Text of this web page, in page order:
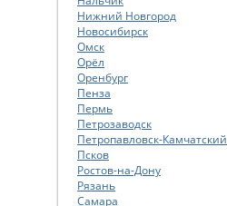
Нижний Новгород
Новосибирск
Омск
Орёл
Оренбург
Пенза
Пермь
Петрозаводск
Петропавловск-Камчатский
Псков
Ростов-на-Дону
Рязань
Самара